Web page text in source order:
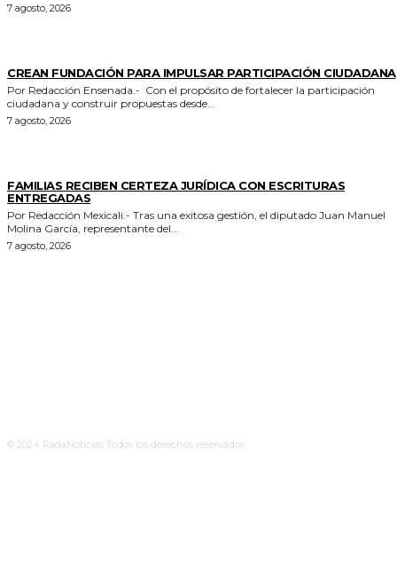
7 agosto, 2026
CREAN FUNDACIÓN PARA IMPULSAR PARTICIPACIÓN CIUDADANA
Por Redacción Ensenada.- Con el propósito de fortalecer la participación
ciudadana y construir propuestas desde...
7 agosto, 2026
FAMILIAS RECIBEN CERTEZA JURÍDICA CON ESCRITURAS
ENTREGADAS
Por Redacción Mexicali.- Tras una exitosa gestión, el diputado Juan Manuel
Molina García, representante del...
7 agosto, 2026
© 2024 RadaNoticias Todos los derechos reservados